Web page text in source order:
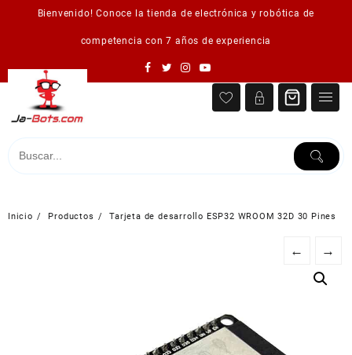
Bienvenido! Conoce la tienda de electrónica y robótica de
competencia con 7 años de experiencia
Inicio Productos Tarjeta de desarrollo ESP32 WROOM 32D 30 Pines
← →